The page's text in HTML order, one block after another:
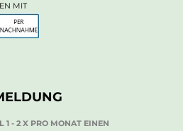
MIT
- 2 X PRO MONAT EINEN